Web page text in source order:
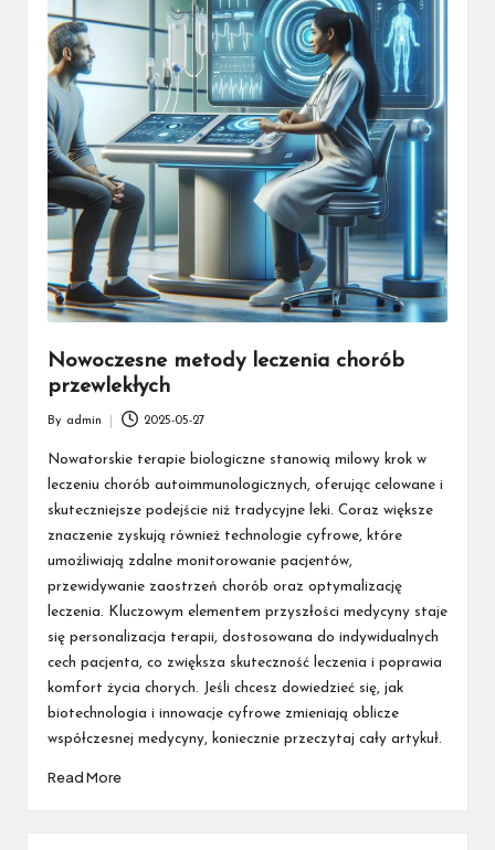
Nowoczesne metody leczenia chorób
przewlekłych
by
By admin 2025-05-27
Nowatorskie terapie biologiczne stanowią milowy krok w
leczeniu chorób autoimmunologicznych, oferując celowane i
skuteczniejsze podejście niż tradycyjne leki. Coraz większe
znaczenie zyskują również technologie cyfrowe, które
umożliwiają zdalne monitorowanie pacjentów,
przewidywanie zaostrzeń chorób oraz optymalizację
leczenia. Kluczowym elementem przyszłości medycyny staje
się personalizacja terapii, dostosowana do indywidualnych
cech pacjenta, co zwiększa skuteczność leczenia i poprawia
komfort życia chorych. Jeśli chcesz dowiedzieć się, jak
biotechnologia i innowacje cyfrowe zmieniają oblicze
współczesnej medycyny, koniecznie przeczytaj cały artykuł.
Read More